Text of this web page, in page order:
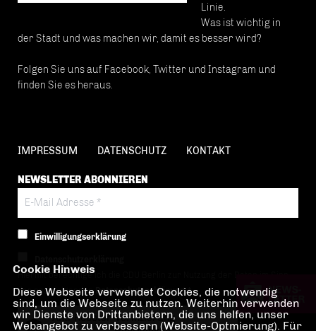
Linie.
Was ist wichtig in
der Stadt und was machen wir, damit es besser wird?
Folgen Sie uns auf Facebook, Twitter und Instagram und
finden Sie es heraus.
IMPRESSUM DATENSCHUTZ KONTAKT
NEWSLETTER ABONNIEREN
Einwilligungserklärung
Hiermit berechtige ich die CDU Berlin zur Nutzung der Daten im Sinn
der nachfolgenden Datenschutzerklärung.*
Anti-Roboter-Verifizierung
Cookie Hinweis
Diese Webseite verwendet Cookies, die notwendig
sind, um die Webseite zu nutzen. Weiterhin verwenden
wir Dienste von Drittanbietern, die uns helfen, unser
Webangebot zu verbessern (Website-Optmierung). Für